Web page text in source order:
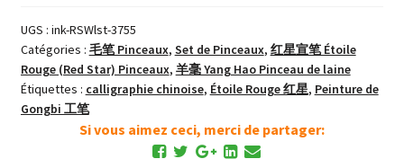
Pro
YangHao
Ensemble
de
UGS : ink-RSWlst-3755
Catégories : 毛笔 Pinceaux, Set de Pinceaux, 红星宣笔 Étoile
Rouge (Red Star) Pinceaux, 羊毫 Yang Hao Pinceau de laine
Étiquettes : calligraphie chinoise, Étoile Rouge 红星, Peinture de
Gongbi 工笔
Si vous aimez ceci, merci de partager: